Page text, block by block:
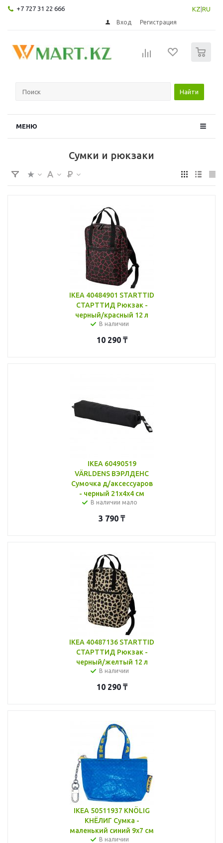
+7 727 31 22 666 KZ RU
Вход Регистрация
Найти
МЕНЮ
Сумки и рюкзаки
IKEA 40484901 STARTTID
СТАРТТИД Рюкзак -
черный/красный 12 л
В наличии
10 290₸
IKEA 60490519
VÄRLDENS ВЭРЛДЕНС
Сумочка д/аксессуаров
- черный 21x4x4 см
В наличии мало
3 790 ₸
IKEA 40487136 STARTTID
СТАРТТИД Рюкзак -
черный/желтый 12 л
В наличии
10 290₸
IKEA 50511937 KNÖLIG
КНЁЛИГ Сумка -
маленький синий 9x7 см
В наличии